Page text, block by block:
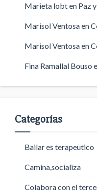
Marieta lobten Paz
Marisol Ventosaen
Marisol Ventosaen
Fina Ramallal Bouso
Categorías
Bailar es terapeutico
Camina,socializa
Colabora con el